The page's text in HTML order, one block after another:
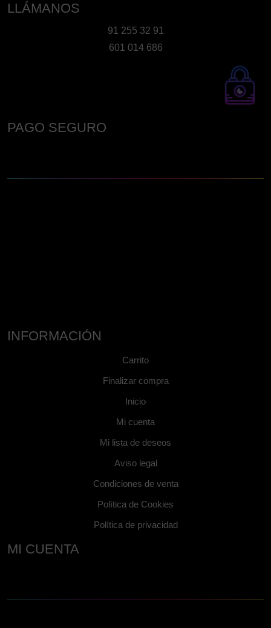
LLÁMANOS
91 255 32 91
601 014 686
PAGO SEGURO
INFORMACIÓN
Carrito
Finalizar compra
Inicio
Mi cuenta
Mi lista de deseos
Aviso legal
Condiciones de venta
Política de Cookies
Política de privacidad
MI CUENTA